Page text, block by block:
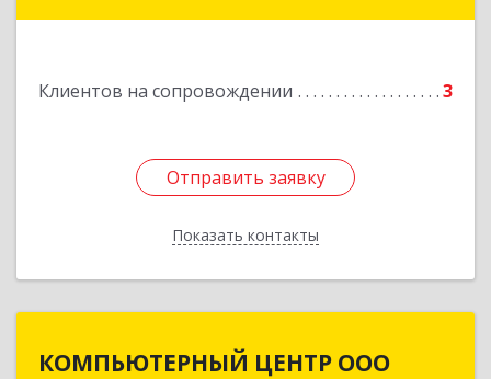
Клиентов на сопровождении 3
Отправить заявку
Показать контакты
Отправить заявку
Назад
КОМПЬЮТЕРНЫЙ ЦЕНТР ООО
КОМПЬЮТЕРНЫЙ ЦЕНТР ООО